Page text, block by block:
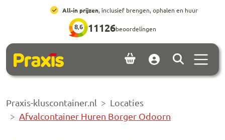
Ga naar hoofdinhoud
Ga naar footer
All-in prijzen, inclusief brengen, ophalen en huur
8,6 11126beoordelingen
Account
Praxis-kluscontainer.nl
Locaties
Afvalcontainer Huren Borger Odoorn